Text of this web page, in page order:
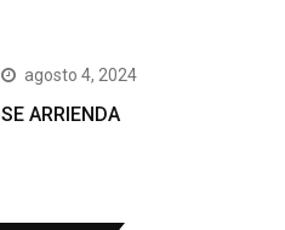
agosto 4, 2024
SE ARRIENDA